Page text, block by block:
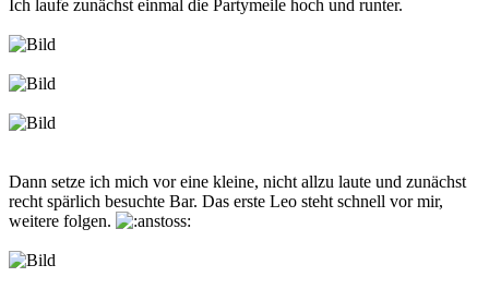
Ich laufe zunächst einmal die Partymeile hoch und runter.
Dann setze ich mich vor eine kleine, nicht allzu laute und zunächst
recht spärlich besuchte Bar. Das erste Leo steht schnell vor mir,
weitere folgen.